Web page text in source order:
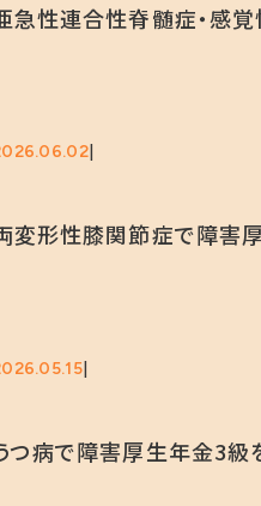
急性連合性脊髄症・感
変形性膝関節症で障害
つ病で障害厚生年金3級